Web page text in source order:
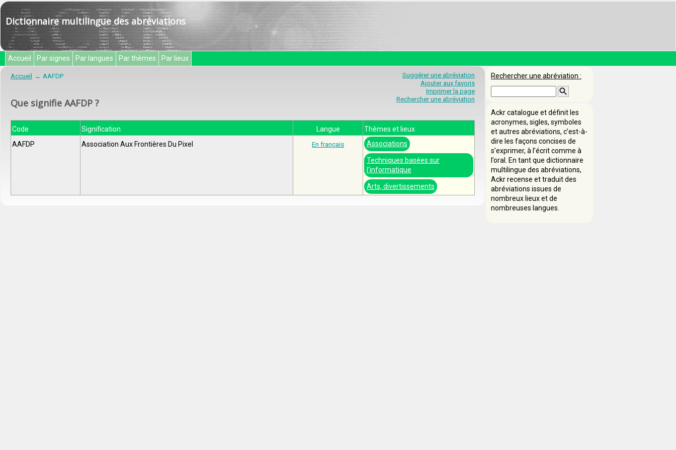
Dictionnaire multilingue des abréviations
Accueil Par signes Par langues Par thèmes Par lieux
Suggérer une abréviation
Ajouter aux favoris
Imprimer la page
Rechercher une abréviation
Accueil AAFDP
Que signifie AAFDP ?
Code Signification Langue
Thèmes et lieux
AAFDP
Association Aux Frontières Du Pixel En français Associations
Techniques basées sur
l'informatique
Arts, divertissements
Rechercher une abréviation :
Ackr catalogue et définit les
acronymes, sigles, symboles
et autres abréviations, c’est-à-
dire les façons concises de
s’exprimer, à l’écrit comme à
l’oral. En tant que dictionnaire
multilingue des abréviations,
Ackr recense et traduit des
abréviations issues de
nombreux lieux et de
nombreuses langues.